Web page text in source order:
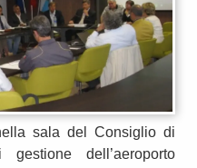
sala del Consiglio di
dell’aeroporto